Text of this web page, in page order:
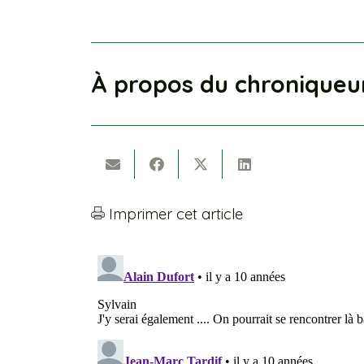
À propos du
Imprimer cet article